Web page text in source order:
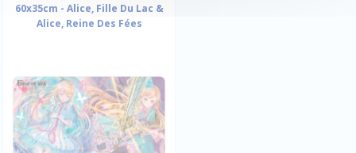
60x35cm - Alice, Fille Du Lac &
Alice, Reine Des Fées